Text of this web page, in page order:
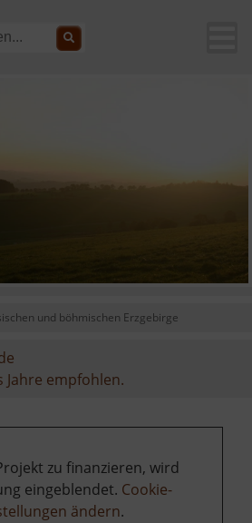
und böhmischen Erzgebirge
Jahre empfohlen.
zu finanzieren, wird
eingeblendet. Cookie-
ändern.